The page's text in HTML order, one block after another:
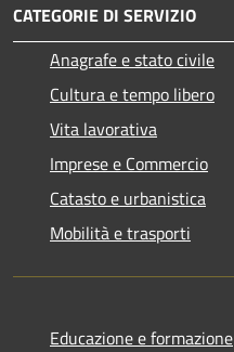
CATEGORIE DI SERVIZIO
Anagrafe e stato civile
Cultura e tempo libero
Vita lavorativa
Imprese e Commercio
Catasto e urbanistica
Mobilità e trasporti
Educazione e formazione